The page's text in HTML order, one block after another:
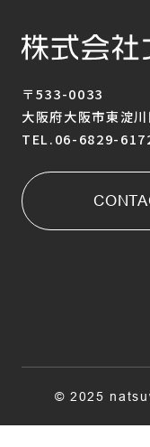
〒533-0033
大阪府大阪市東淀
TEL.06-6829-
© 2025